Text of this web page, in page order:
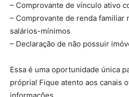
– Comprovante de vínculo ativo
– Comprovante de renda familiar
salários-mínimos
– Declaração de não possuir
Essa é uma oportunidade única
própria! Fique atento aos canais